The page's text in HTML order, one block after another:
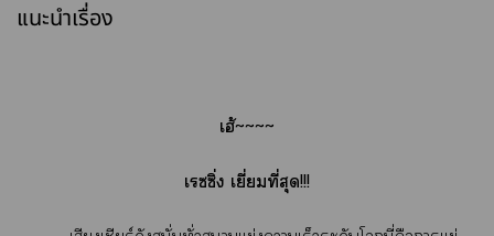
แนะนำเรื่อง
เฮ้~~~~
เรซซิ่ง เยี่ยมที่สุด!!!